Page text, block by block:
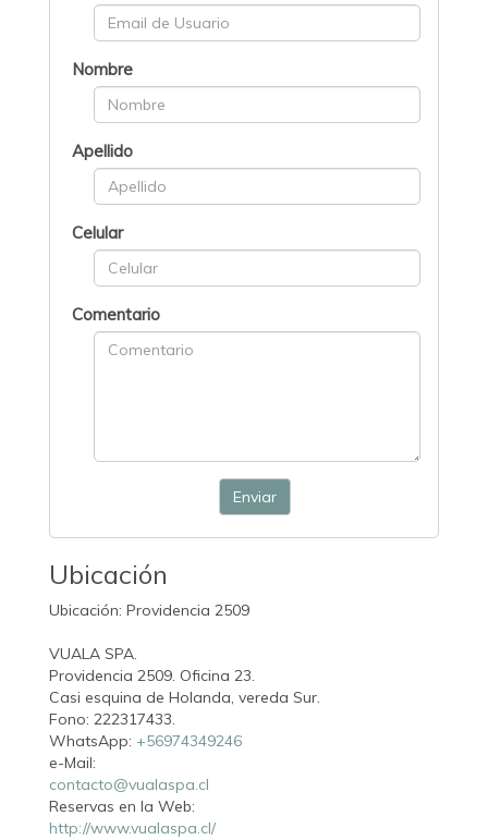
Nombre
Apellido
Celular
Comentario
Enviar
Ubicación
Ubicación: Providencia 2509
VUALA SPA.
Providencia 2509. Oficina 23.
Casi esquina de Holanda, vereda Sur.
Fono: 222317433.
WhatsApp: +56974349246
e-Mail:
contacto@vualaspa.cl
Reservas en la Web:
http://www.vualaspa.cl/